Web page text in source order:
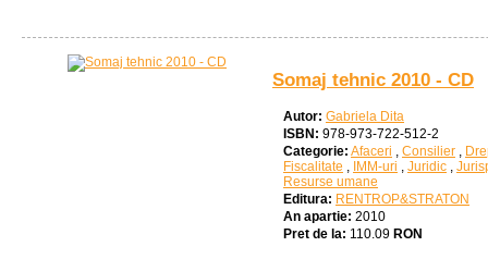
Somaj tehnic 2010 - CD
Autor: Gabriela Dita
ISBN: 978-973-722-512-2
Categorie: Afaceri , Consilier ,
Fiscalitate , IMM-uri , Juridic ,
Resurse umane
Editura: RENTROP&STRATON
An apartie: 2010
Pret de la: 110.09 RON